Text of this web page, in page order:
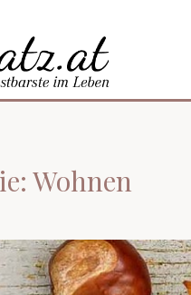
Wohnen